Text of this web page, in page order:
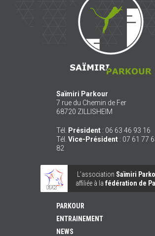
Parkour
Saïmiri Parkour
7 rue du Chemin de Fer
68720 ZILLISHEIM
Tél. Président : 06 63 46 93 16
Tél. Vice-Président : 07 61 77
82
L’association Saïmiri
affiliée à la fédération de
PARKOUR
ENTRAINEMENT
NEWS